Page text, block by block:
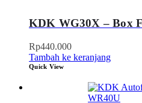
KDK WG30X – Box
Rp440.000
Tambah ke keranjang
Quick View